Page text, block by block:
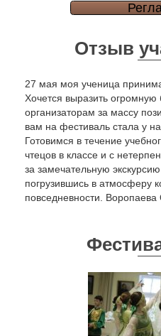
Отзыв
27 мая моя ученица
Хочется выразить огромную
организаторам за массу
вам на фестиваль стала у
Готовимся в течение
чтецов в классе и с
за замечательную
погрузившись в атмосферу
повседневности. Воропаева